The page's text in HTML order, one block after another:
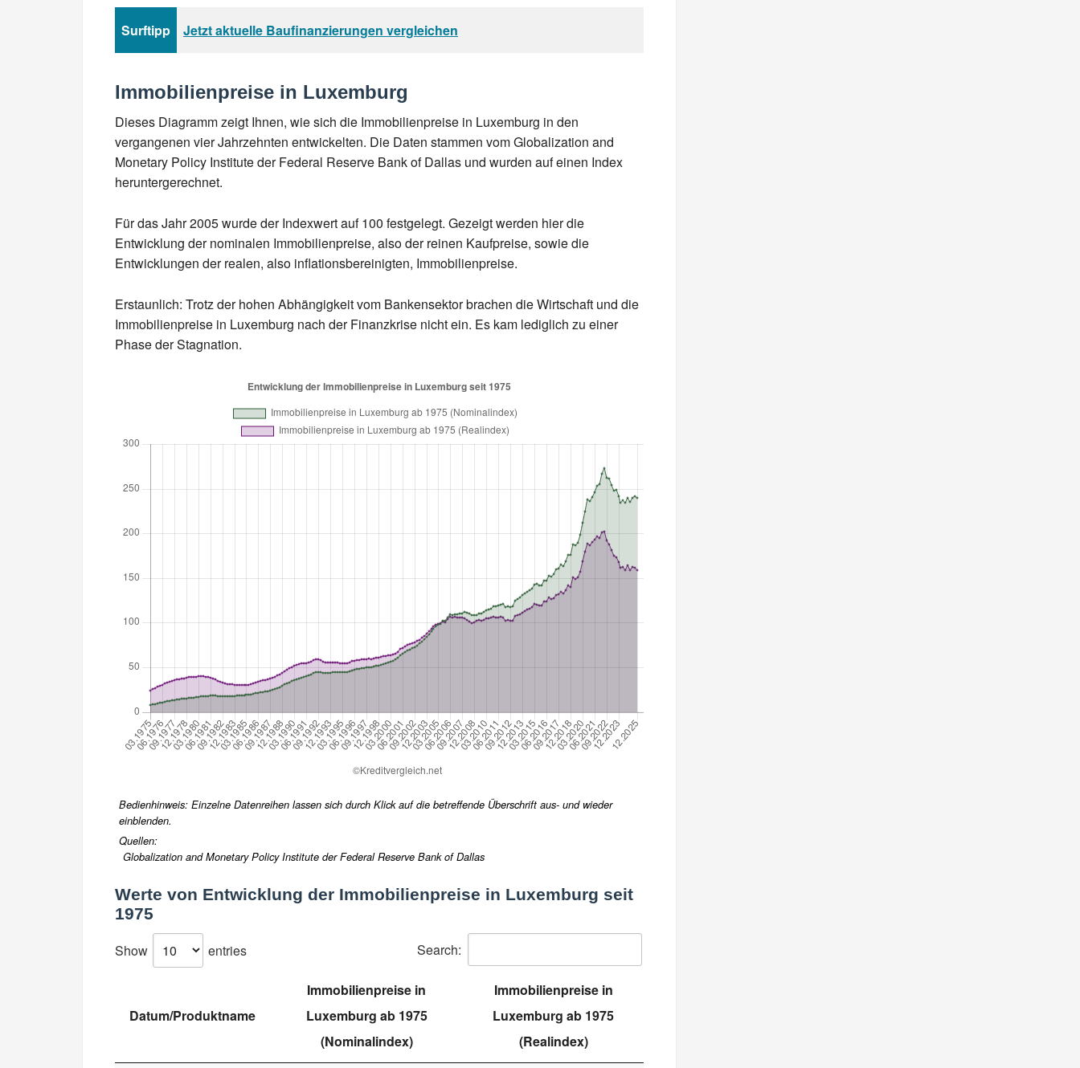
Surftipp Jetzt aktuelle Baufinanzierungen vergleichen
Immobilienpreise in Luxemburg
Dieses Diagramm zeigt Ihnen, wie sich die Immobilienpreise in Luxemburg in den
vergangenen vier Jahrzehnten entwickelten. Die Daten stammen vom Globalization and
Monetary Policy Institute der Federal Reserve Bank of Dallas und wurden auf einen Index
heruntergerechnet.
Für das Jahr 2005 wurde der Indexwert auf 100 festgelegt. Gezeigt werden hier die
Entwicklung der nominalen Immobilienpreise, also der reinen Kaufpreise, sowie die
Entwicklungen der realen, also inflationsbereinigten, Immobilienpreise.
Erstaunlich: Trotz der hohen Abhängigkeit vom Bankensektor brachen die Wirtschaft und die
Immobilienpreise in Luxemburg nach der Finanzkrise nicht ein. Es kam lediglich zu einer
Phase der Stagnation.
Bedienhinweis: Einzelne Datenreihen lassen sich durch Klick auf die betreffende Überschrift aus- und wieder
einblenden.
Quellen:
Globalization and Monetary Policy Institute der Federal Reserve Bank of Dallas
Werte von Entwicklung der Immobilienpreise in Luxemburg seit
1975
Show
entries Search:
Datum/Produktname
Immobilienpreise in
Luxemburg ab 1975
(Nominalindex)
Immobilienpreise in
Luxemburg ab 1975
(Realindex)